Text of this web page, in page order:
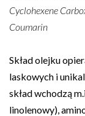
Cyclohexene
Coumarin
Skład olejku
laskowych i
skład wchodzą
linolenowy),